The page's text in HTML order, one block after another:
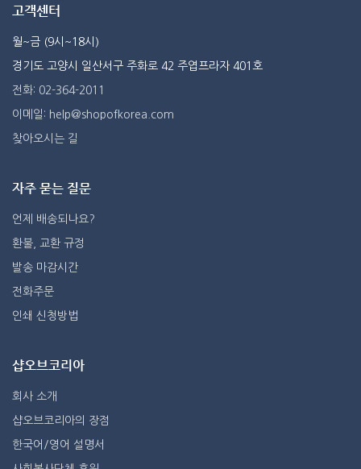
고객센터
월~금 (9시~18시)
경기도 고양시 일산서구 주화로 42 주엽프라자 401호
전화: 02-364-2011
이메일: help@shopofkorea.com
찾아오시는 길
자주 묻는 질문
언제 배송되나요?
환불, 교환 규정
발송 마감시간
전화주문
인쇄 신청방법
샵오브코리아
회사 소개
샵오브코리아의 장점
한국어/영어 설명서